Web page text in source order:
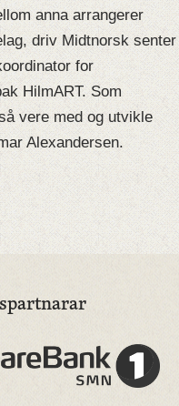
anna arrangerer
driv Midtnorsk senter
for
HilmART. Som
vere med og utvikle
Alexandersen.